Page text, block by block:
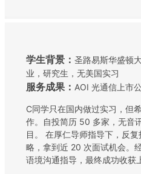
学生背景： 圣路易斯华盛顿
业，研究生，无美国实习
服务成果： AOI 光通信上市
C同学只在国内做过实习，但
作。自投简历 50 多家，无音
目。 在厚仁导师指导下，反
略，拿到近 20 次面试机会。
语境沟通指导，最终成功收获